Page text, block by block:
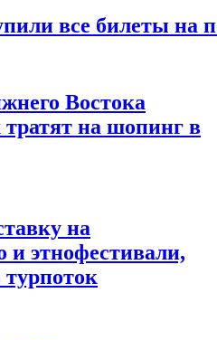
все билеты на
Востока
тратят на шопинг в
на
и этнофестивали,